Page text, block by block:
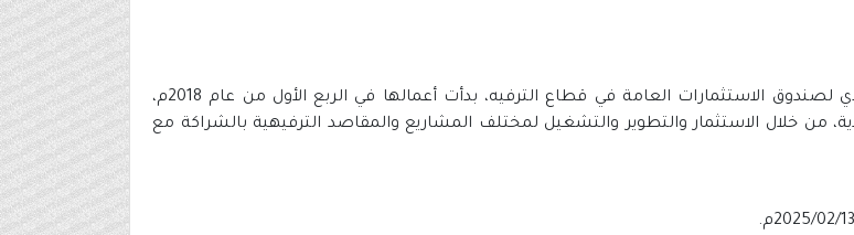
- شركة مشاريع الترفيه السعودية هي الذراع الاستثماري والتنفيذي لصندوق الاستثمارات العامة في قطاع الترفيه، بدأت أعمالها في الربع الأول من عام 2018م،
من خلال الاستثمار والتطوير والتشغيل لمختلف المشاريع والمقاصد الترفيهية بالشراكة مع